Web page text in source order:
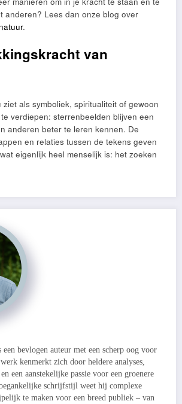
anderen? Lees dan onze blog over
.
van
als symboliek, spiritualiteit of gewoon
verdiepen: sterrenbeelden blijven een
anderen beter te leren kennen. De
en relaties tussen de tekens geven
eigenlijk heel menselijk is: het zoeken
bevlogen auteur met een scherp oog voor
kenmerkt zich door heldere analyses,
een aanstekelijke passie voor een groenere
schrijfstijl weet hij complexe
te maken voor een breed publiek – van